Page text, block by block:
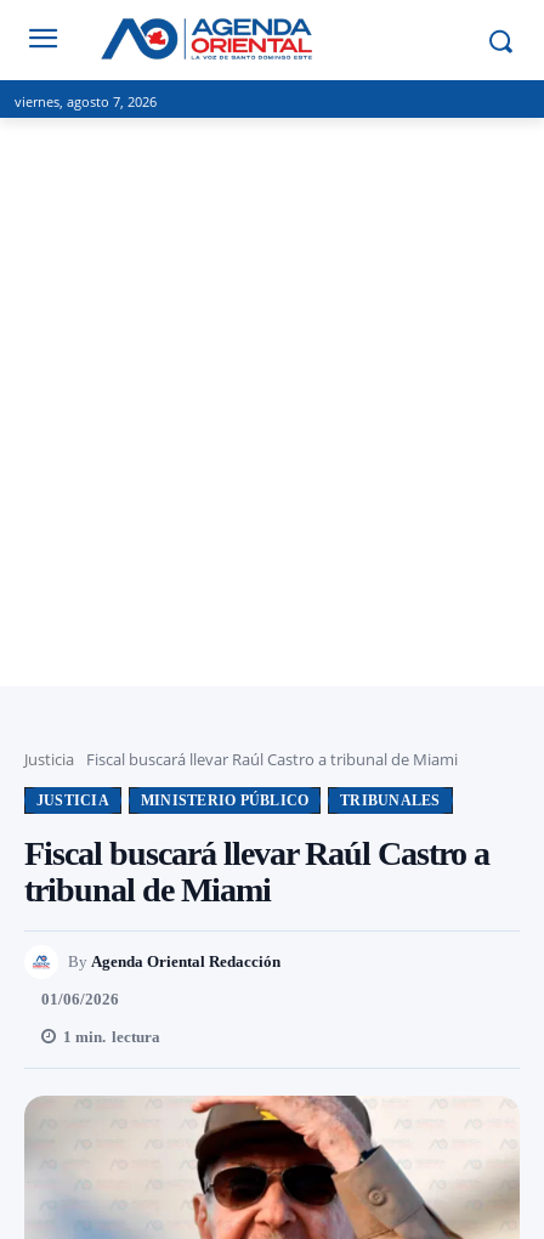
viernes, agosto 7, 2026
Justicia Fiscal buscará llevar Raúl Castro a tribunal de Miami
JUSTICIA MINISTERIO PÚBLICO TRIBUNALES
Fiscal buscará llevar Raúl Castro a
tribunal de Miami
By Agenda Oriental Redacción
01/06/2026
1 min. lectura